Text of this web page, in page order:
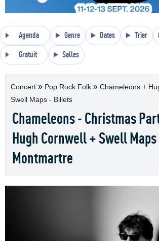
Agenda Genre Dates Trier
Gratuit Salles
Concert » Pop Rock Folk » Chameleons +
Swell Maps - Billets
Chameleons - Christmas
Hugh Cornwell + Swell Maps
Montmartre